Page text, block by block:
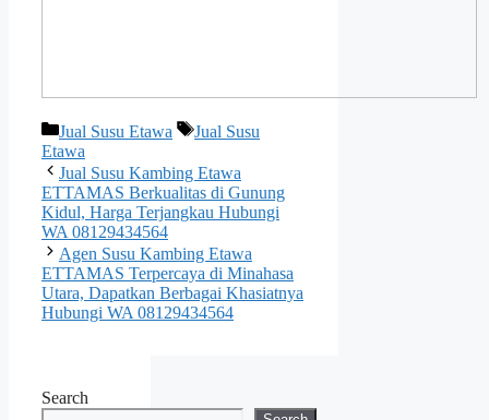
Categories
Jual Susu Etawa Tags
Jual Susu
Etawa
Jual Susu Kambing Etawa
ETTAMAS Berkualitas di Gunung
Kidul, Harga Terjangkau Hubungi
WA 08129434564
Agen Susu Kambing Etawa
ETTAMAS Terpercaya di Minahasa
Utara, Dapatkan Berbagai Khasiatnya
Hubungi WA 08129434564
Search